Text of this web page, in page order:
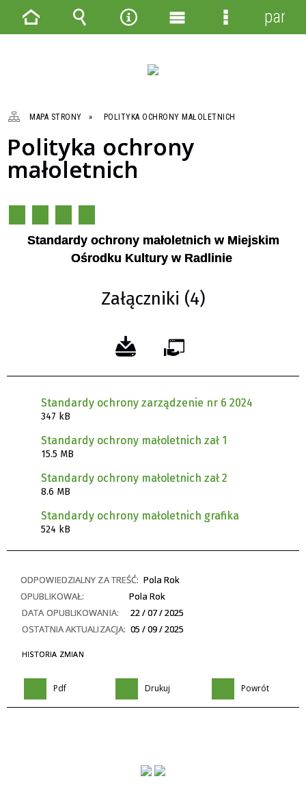
MAPA STRONY POLITYKA OCHRONY MAŁOLETNICH
Polityka ochrony
małoletnich
Standardy ochrony małoletnich w Miejskim
Ośrodku Kultury w Radlinie
Załączniki (4)
Standardy ochrony zarządzenie nr 6 2024
347 kB
Standardy ochrony małoletnich zał 1
15.5 MB
Standardy ochrony małoletnich zał 2
8.6 MB
Standardy ochrony małoletnich grafika
524 kB
ODPOWIEDZIALNY ZA TREŚĆ: Pola Rok
OPUBLIKOWAŁ:
Pola Rok
DATA OPUBLIKOWANIA:
22 / 07 / 2025
OSTATNIA AKTUALIZACJA: 05 / 09 / 2025
HISTORIA ZMIAN
Pdf Drukuj Powrót
Strona Wyszukiwarka
NarzędziaMenu
Menu
panel